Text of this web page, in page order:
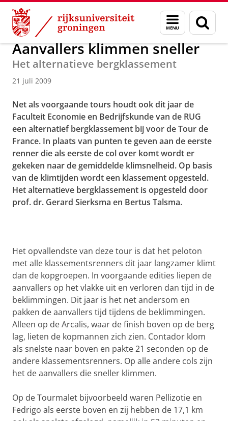
Skip
Content
Skip
Navigation
Menu
en
zoeken
Over ons Actueel Nieuws Nieuwsberichten
Aanvallers klimmen sneller
Het alternatieve bergklassement
21 juli 2009
Net als voorgaande tours houdt ook dit jaar de
Faculteit Economie en Bedrijfskunde van de RUG
een alternatief bergklassement bij voor de Tour de
France. In plaats van punten te geven aan de eerste
renner die als eerste de col over komt wordt er
gekeken naar de gemiddelde klimsnelheid. Op basis
van de klimtijden wordt een klassement opgesteld.
Het alternatieve bergklassement is opgesteld door
prof. dr. Gerard Sierksma en Bertus Talsma.
Het opvallendste van deze tour is dat het peloton
met alle klassementsrenners dit jaar langzamer klimt
dan de kopgroepen. In voorgaande edities liepen de
aanvallers op het vlakke uit en verloren dan tijd in de
beklimmingen. Dit jaar is het net andersom en
pakken de aanvallers tijd tijdens de beklimmingen.
Alleen op de Arcalis, waar de finish boven op de berg
lag, lieten de kopmannen zich zien. Contador klom
als snelste naar boven en pakte 21 seconden op de
andere klassementsrenners. Op alle andere cols zijn
het de aanvallers die sneller klimmen.
Op de Tourmalet bijvoorbeeld waren Pellizotie en
Fedrigo als eerste boven en zij hebben de 17,1 km